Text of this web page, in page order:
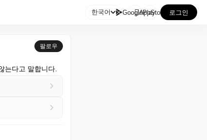
한국어 GooglePlay
AppStore 로그인
팔로우
는다고 말합니다.